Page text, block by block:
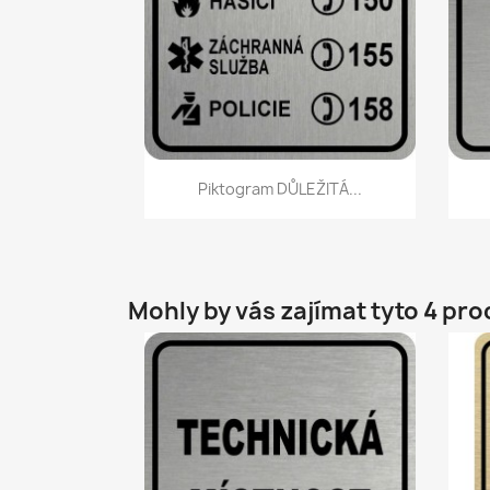
Rychlý náhled
Piktogram DŮLEŽITÁ...
Mohly by vás zajímat tyto 4